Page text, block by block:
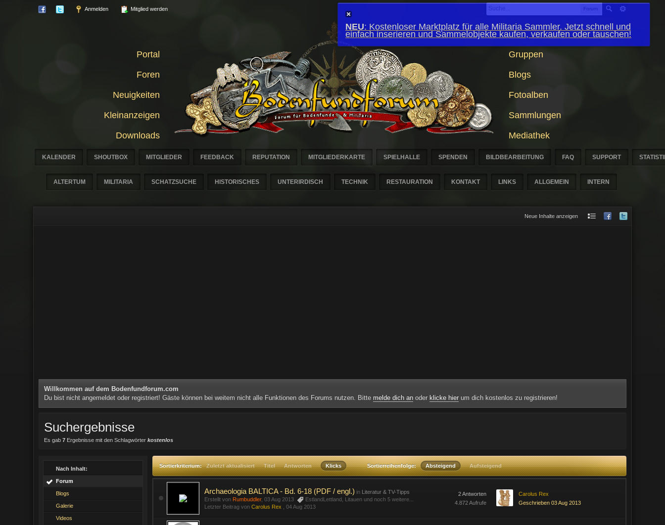
Forum
Anmelden Mitglied werden
Portal
Foren
Neuigkeiten
Kleinanzeigen
Downloads
Gruppen
Blogs
Fotoalben
Sammlungen
Mediathek
KALENDER SHOUTBOX MITGLIEDER FEEDBACK REPUTATION MITGLIEDERKARTE SPIELHALLE SPENDEN BILDBEARBEITUNG FAQ SUPPORT
ALTERTUM MILITARIA SCHATZSUCHE HISTORISCHES UNTERIRDISCH TECHNIK RESTAURATION KONTAKT LINKS ALLGEMEIN INTERN
Neue Inhalte anzeigen
NEU: Kostenloser Marktplatz für alle Militaria Sammler. Jetzt schnell und
einfach inserieren und Sammelobjekte kaufen, verkaufen oder tauschen!
Willkommen auf dem Bodenfundforum.com
Du bist nicht angemeldet oder registriert! Gäste können bei weitem nicht alle Funktionen des Forums nutzen. Bitte melde dich an oder klicke hier um dich kostenlos zu registrieren!
Suchergebnisse
Es gab7 Ergebnisse mit den Schlagwörterkostenlos
Nach Inhalt:
Forum
Blogs
Galerie
Videos
Sortierkriterium: Zuletzt aktualisiert Titel Antworten Klicks Sortierreihenfolge: Absteigend Aufsteigend
Archaeologia BALTICA - Bd. 6-18 (PDF / engl.) in Literatur & TV-Tipps
Erstellt von Rumbuddler, 03 Aug 2013 EstlandLettland Litauen und noch 5 weitere...
Letzter Beitrag vonCarolus Rex ,04 Aug 2013
2 Antworten
4.872 Aufrufe
Carolus Rex
Geschrieben 03 Aug 2013